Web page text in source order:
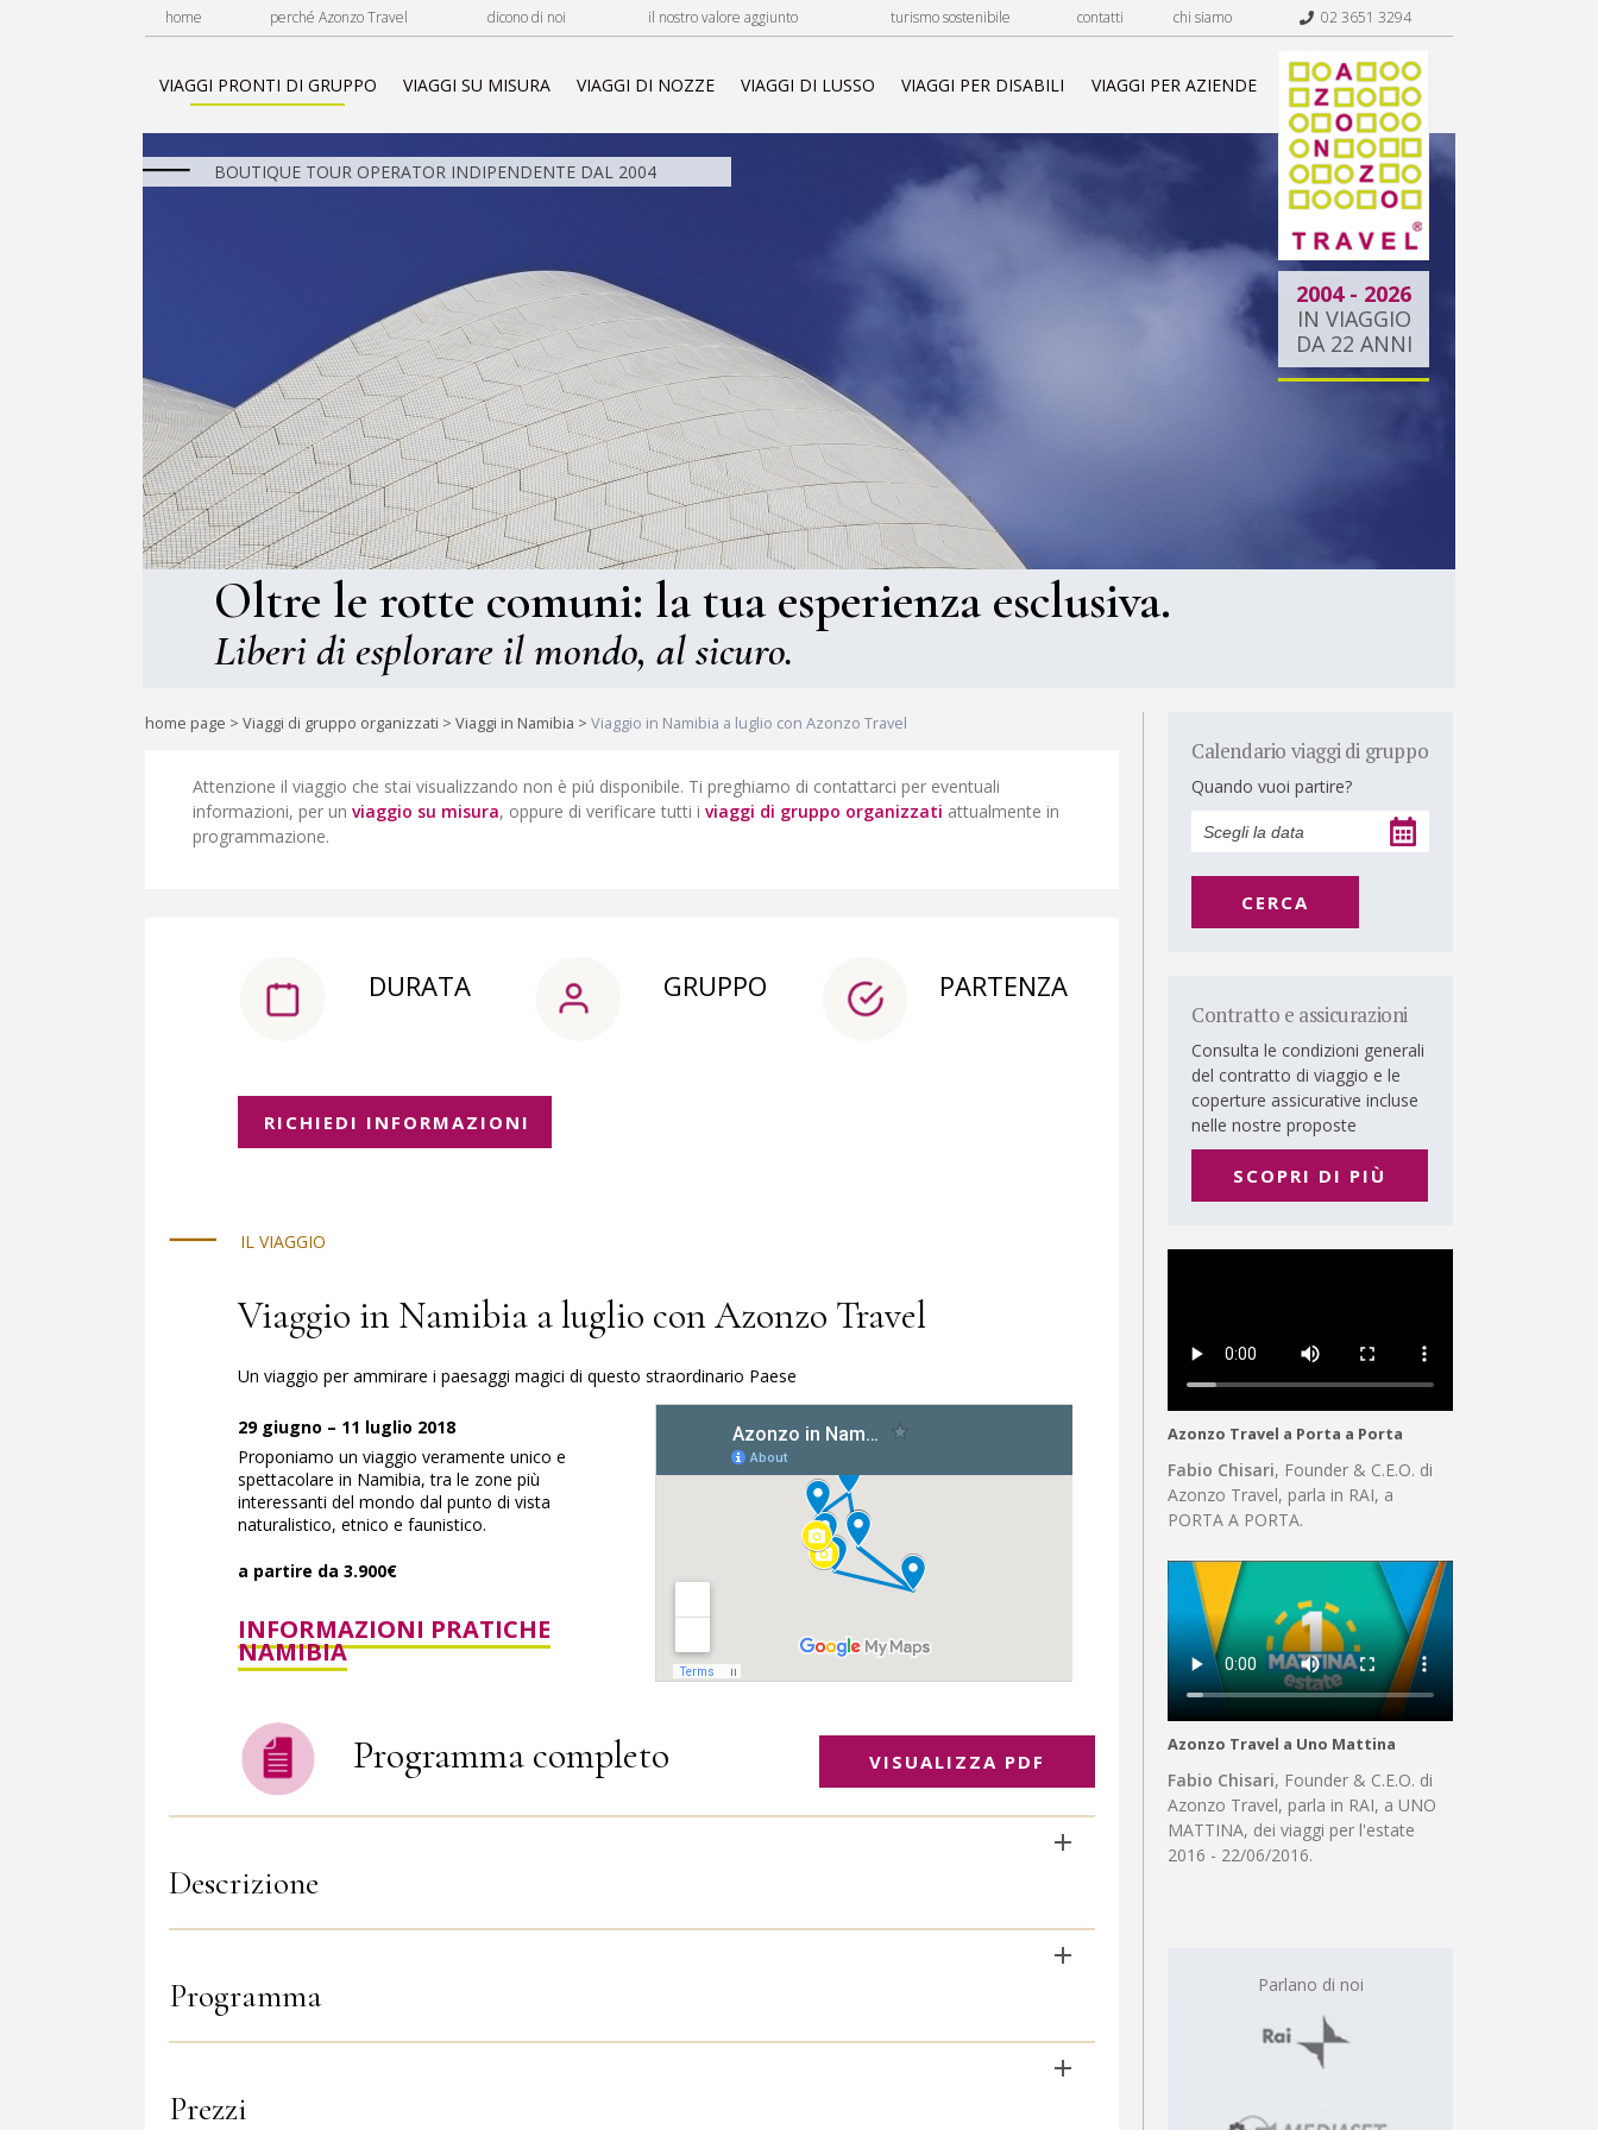
home perché Azonzo Travel dicono di noi il nostro valore aggiunto turismo sostenibile contatti chi siamo 02 3651 3294
VIAGGI PRONTI DI GRUPPO VIAGGI SU MISURA VIAGGI DI NOZZE VIAGGI DI LUSSO VIAGGI PER DISABILI VIAGGI PER AZIENDE
2004 - 2026
IN VIAGGIO
DA 22 ANNI
BOUTIQUE TOUR OPERATOR INDIPENDENTE DAL 2004
Oltre le rotte comuni: la tua esperienza esclusiva.
Liberi di esplorare il mondo, al sicuro.
home page > Viaggi di gruppo organizzati > Viaggi in Namibia > Viaggio in Namibia a luglio con Azonzo Travel
Attenzione il viaggio che stai visualizzando non è piú disponibile. Ti preghiamo di contattarci per eventuali
informazioni, per un viaggio su misura, oppure di verificare tutti i viaggi di gruppo organizzati attualmente in
programmazione.
DURATA GRUPPO PARTENZA
RICHIEDI INFORMAZIONI
IL VIAGGIO
Viaggio in Namibia a luglio con Azonzo Travel
Un viaggio per ammirare i paesaggi magici di questo straordinario Paese
29 giugno – 11 luglio 2018
Proponiamo un viaggio veramente unico e
spettacolare in Namibia, tra le zone più
interessanti del mondo dal punto di vista
naturalistico, etnico e faunistico.
a partire da 3.900€
INFORMAZIONI PRATICHE
NAMIBIA
Programma completo VISUALIZZA PDF
Descrizione
Programma
Prezzi
Calendario viaggi di gruppo
Quando vuoi partire?
CERCA
Contratto e assicurazioni
Consulta le condizioni generali
del contratto di viaggio e le
coperture assicurative incluse
nelle nostre proposte
SCOPRI DI PIÙ
Azonzo Travel a Porta a Porta
Fabio Chisari, Founder & C.E.O. di
Azonzo Travel, parla in RAI, a
PORTA A PORTA.
Azonzo Travel a Uno Mattina
Fabio Chisari, Founder & C.E.O. di
Azonzo Travel, parla in RAI, a UNO
MATTINA, dei viaggi per l'estate
2016 - 22/06/2016.
Parlano di noi